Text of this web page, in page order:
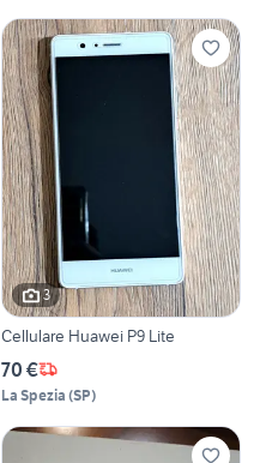
3
Cellulare Huawei P9 Lite
70 €
La Spezia (SP)